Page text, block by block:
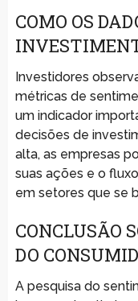
COMO OS
Investidores
métricas de
um indicador
decisões de
alta, as empresas
suas ações e o
em setores que se
CONCLUSÃO
DO
A pesquisa do